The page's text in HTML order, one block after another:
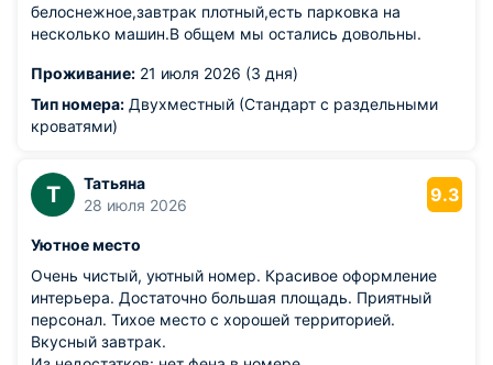
белоснежное,завтрак плотный,есть парковка на
несколько машин.В общем мы остались довольны.
Проживание: 21 июля 2026 (3 дня)
Тип номера: Двухместный (Стандарт с раздельными
кроватями)
Т
Татьяна
28 июля 2026
9.3
Уютное место
Очень чистый, уютный номер. Красивое оформление
интерьера. Достаточно большая площадь. Приятный
персонал. Тихое место с хорошей территорией.
Вкусный завтрак.